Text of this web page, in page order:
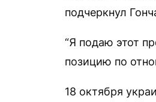
подчеркнул
“Я подаю этот
позицию по
18 октября